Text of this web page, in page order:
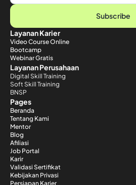
Subscribe
Layanan Karier
Video Course Online
Bootcamp
Webinar Gratis
Layanan Perusahaan
Digital Skill Training
Soft Skill Training
BNSP
Pages
Beranda
Tentang Kami
Mentor
Blog
Afiliasi
Job Portal
Karir
Validasi Sertifikat
Kebijakan Privasi
Persiapan Karier